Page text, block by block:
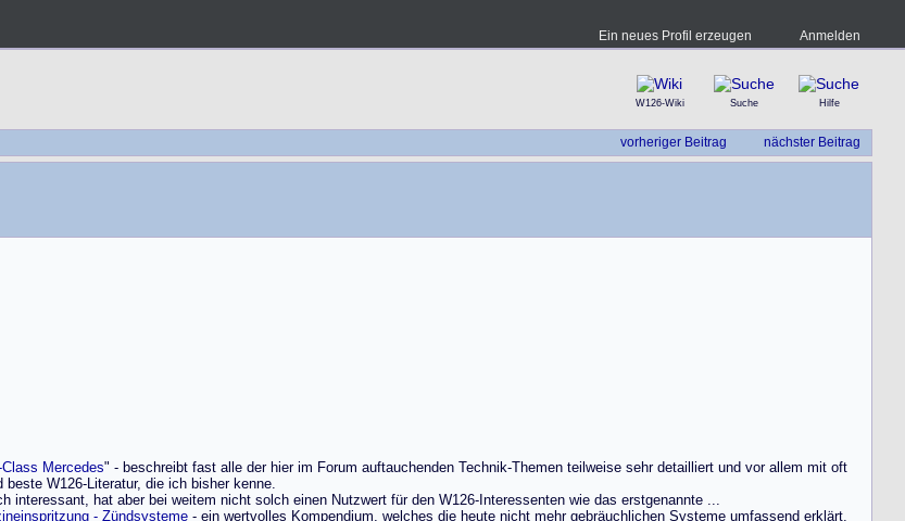
Ein neues Profil erzeugen Anmelden
W126-Wiki Suche Hilfe
vorheriger Beitrag nächster Beitrag
Mercedes" - beschreibt fast alle der hier im Forum auftauchenden Technik-Themen teilweise sehr detailliert und vor allem mit oft
W126-Literatur, die ich bisher kenne.
interessant, hat aber bei weitem nicht solch einen Nutzwert für den W126-Interessenten wie das erstgenannte ...
- Zündsysteme - ein wertvolles Kompendium, welches die heute nicht mehr gebräuchlichen Systeme umfassend erklärt.